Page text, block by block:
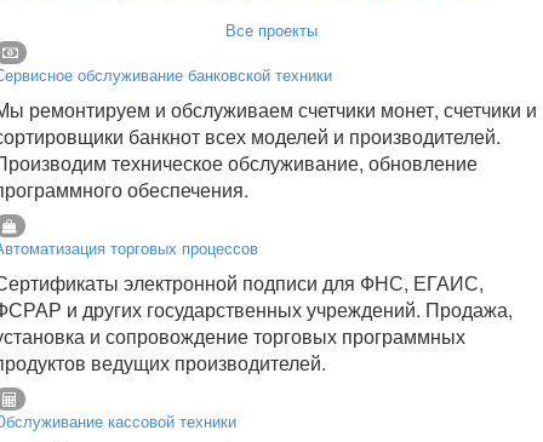
Все проекты
обслуживание банковской техники
ремонтируем и обслуживаем счетчики монет, счетчики и
банкнот всех моделей и производителей.
техническое обслуживание, обновление
обеспечения.
торговых процессов
электронной подписи для ФНС, ЕГАИС,
и других государственных учреждений. Продажа,
и сопровождение торговых программных
ведущих производителей.
кассовой техники